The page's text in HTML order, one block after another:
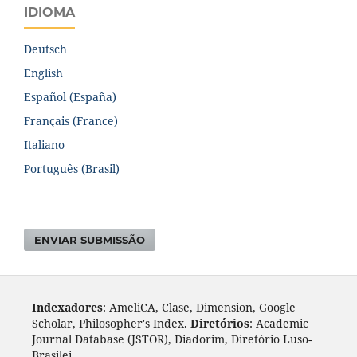
IDIOMA
Deutsch
English
Español (España)
Français (France)
Italiano
Português (Brasil)
ENVIAR SUBMISSÃO
Indexadores: AmeliCA, Clase, Dimension, Google
Scholar, Philosopher's Index. Diretórios: Academic
Journal Database (JSTOR), Diadorim, Diretório Luso-